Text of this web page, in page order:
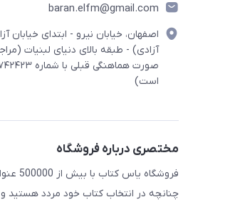
baran.elfm@gmail.com
اصفهان، خیابان نیرو - ابتدای خیابان
آزادی) - طبقه بالای دنیای لبنیات
است)
مختصری درباره فروشگاه
فروشگاه یاس کتاب با بیش از 500000 عنوان کتاب در رابطه با زبان های مختلف آماده خدمت رسانی به علاقه مندان این حوضه میباشد
چنانچه در انتخاب کتاب خود مردد هستید و